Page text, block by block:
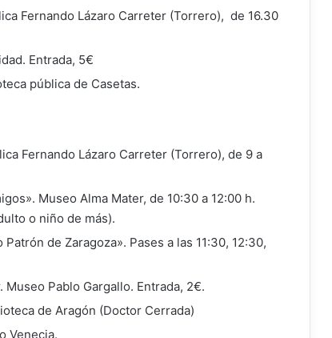
Fernando Lázaro Carreter (Torrero), de 16.30
Entrada, 5€
pública de Casetas.
Fernando Lázaro Carreter (Torrero), de 9 a
Museo Alma Mater, de 10:30 a 12:00 h.
o niño de más).
de Zaragoza». Pases a las 11:30, 12:30,
Pablo Gargallo. Entrada, 2€.
de Aragón (Doctor Cerrada)
Venecia.